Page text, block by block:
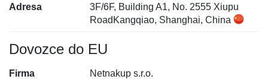
Adresa
3F/6F, Building A1, No. 2555 Xiupu
RoadKangqiao, Shanghai, China
Dovozce do EU
Firma Netnakup s.r.o.